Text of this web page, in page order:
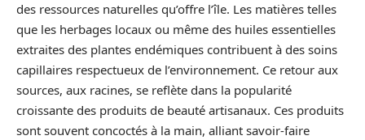
des ressources naturelles qu’offre l’île. Les matières telles
que les herbages locaux ou même des huiles essentielles
extraites des plantes endémiques contribuent à des soins
capillaires respectueux de l’environnement. Ce retour aux
sources, aux racines, se reflète dans la popularité
croissante des produits de beauté artisanaux. Ces produits
sont souvent concoctés à la main, alliant savoir-faire